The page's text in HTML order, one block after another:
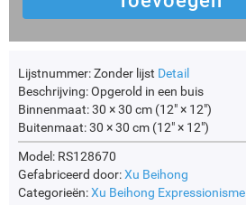
Lijstnummer:Zonder lijst Detail
Beschrijving:Opgerold in een buis
Binnenmaat:30 × 30 cm (12" × 12")
Buitenmaat:30 × 30 cm (12" × 12")
Model: RS128670
Gefabriceerd door:Xu Beihong
Categorieën:Xu Beihong Expressionisme